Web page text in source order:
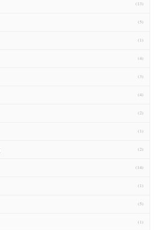
(13)
(5)
(1)
(4)
(3)
(4)
(2)
(1)
(2)
(14)
(1)
(5)
(1)